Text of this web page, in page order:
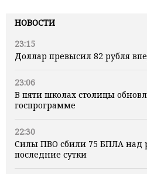
НОВОСТИ
23:15
Доллар превысил 82 рубля
23:06
В пяти школах столицы
госпрограмме
22:30
Силы ПВО сбили 75 БПЛА над
последние сутки